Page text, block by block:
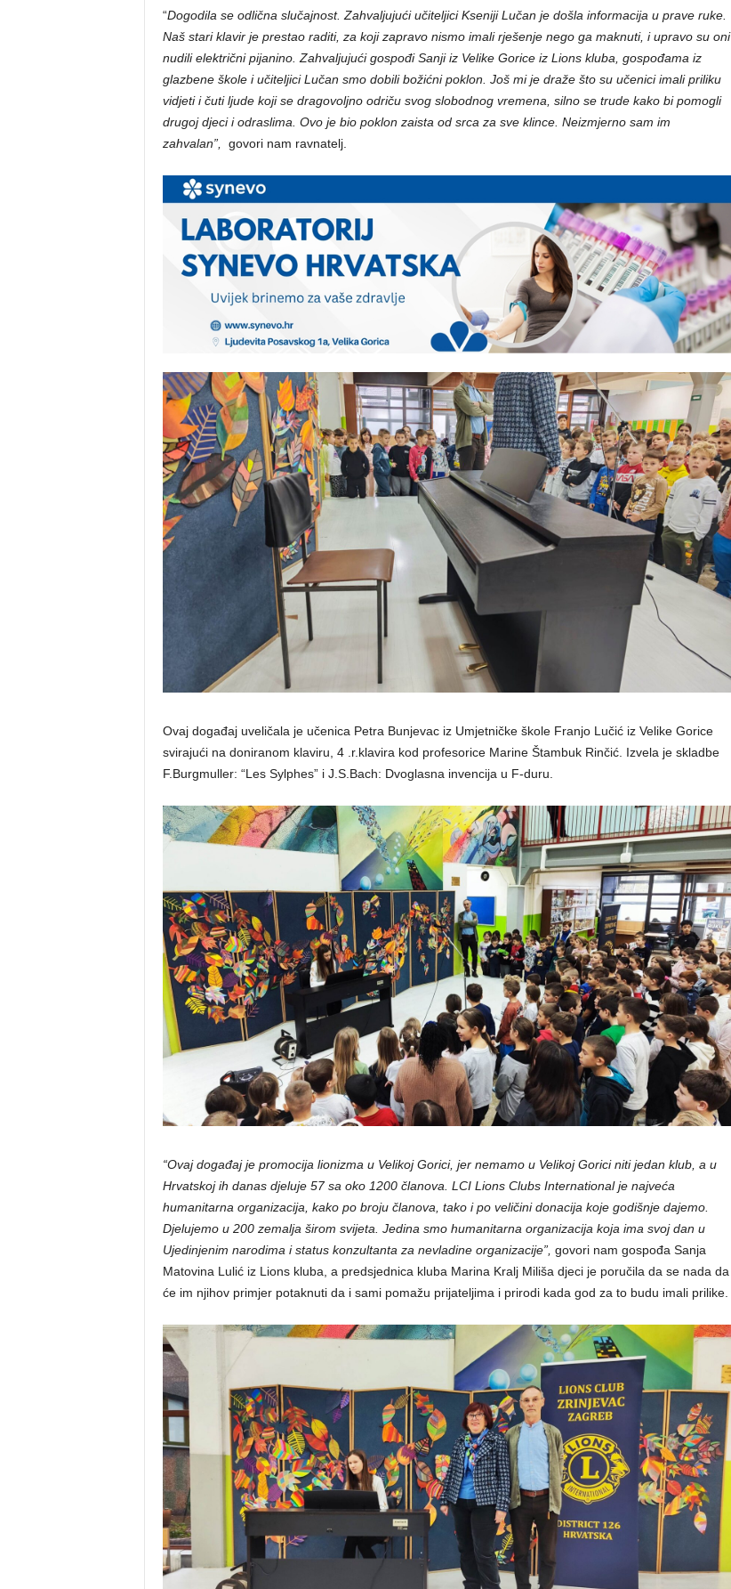
“Dogodila se odlična slučajnost. Zahvaljujući učiteljici Kseniji Lučan je došla informacija u prave ruke.
Naš stari klavir je prestao raditi, za koji zapravo nismo imali rješenje nego ga maknuti, i upravo su oni
nudili električni pijanino. Zahvaljujući gospođi Sanji iz Velike Gorice iz Lions kluba, gospođama iz
glazbene škole i učiteljici Lučan smo dobili božićni poklon. Još mi je draže što su učenici imali priliku
vidjeti i čuti ljude koji se dragovoljno odriču svog slobodnog vremena, silno se trude kako bi pomogli
drugoj djeci i odraslima. Ovo je bio poklon zaista od srca za sve klince. Neizmjerno sam im
zahvalan”, govori nam ravnatelj.
Ovaj događaj uveličala je učenica Petra Bunjevac iz Umjetničke škole Franjo Lučić iz Velike Gorice
svirajući na doniranom klaviru, 4 .r.klavira kod profesorice Marine Štambuk Rinčić. Izvela je skladbe
F.Burgmuller: “Les Sylphes” i J.S.Bach: Dvoglasna invencija u F-duru.
“Ovaj događaj je promocija lionizma u Velikoj Gorici, jer nemamo u Velikoj Gorici niti jedan klub, a u
Hrvatskoj ih danas djeluje 57 sa oko 1200 članova. LCI Lions Clubs International je najveća
humanitarna organizacija, kako po broju članova, tako i po veličini donacija koje godišnje dajemo.
Djelujemo u 200 zemalja širom svijeta. Jedina smo humanitarna organizacija koja ima svoj dan u
Ujedinjenim narodima i status konzultanta za nevladine organizacije”, govori nam gospođa Sanja
Matovina Lulić iz Lions kluba, a predsjednica kluba Marina Kralj Miliša djeci je poručila da se nada da
će im njihov primjer potaknuti da i sami pomažu prijateljima i prirodi kada god za to budu imali prilike.